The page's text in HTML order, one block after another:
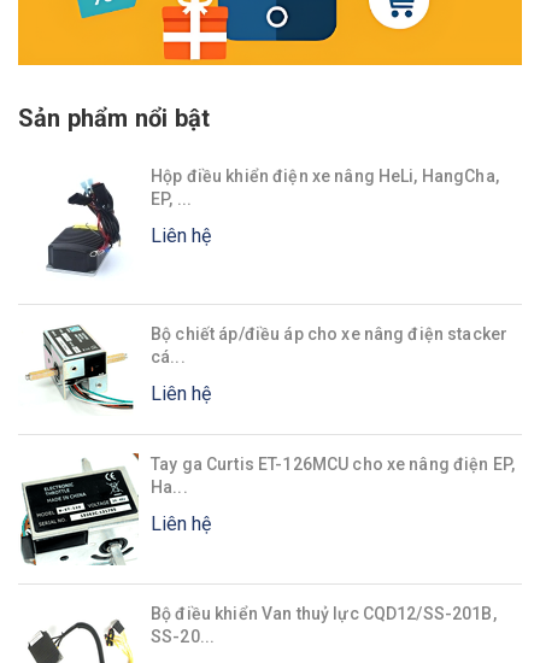
Sản phẩm nổi bật
Hộp điều khiển điện xe nâng HeLi, HangCha,
EP, ...
Liên hệ
Bộ chiết áp/điều áp cho xe nâng điện stacker
cá...
Liên hệ
Tay ga Curtis ET-126MCU cho xe nâng điện EP,
Ha...
Liên hệ
Bộ điều khiển Van thuỷ lực CQD12/SS-201B,
SS-20...